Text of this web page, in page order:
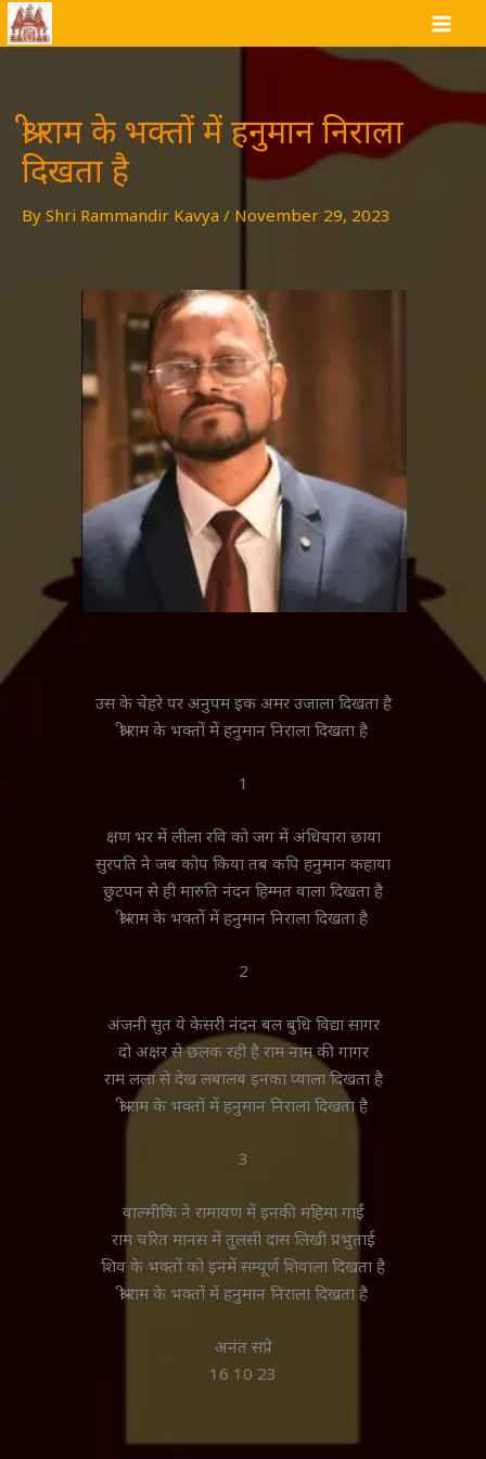
Skip
to
श्री राम के भक्तों में हनुमान निराला
दिखता है
By Shri Rammandir Kavya / November 29, 2023
उस के चेहरे पर अनुपम इक अमर उजाला दिखता है
श्री राम के भक्तों में हनुमान निराला दिखता है
1
क्षण भर में लीला रवि को जग में अंधियारा छाया
सुरपति ने जब कोप किया तब कपि हनुमान कहाया
छुटपन से ही मारुति नंदन हिम्मत वाला दिखता है
श्री राम के भक्तों में हनुमान निराला दिखता है
2
अंजनी सुत ये केसरी नंदन बल बुधि विद्या सागर
दो अक्षर से छलक रही है राम नाम की गागर
राम लला से देख लबालब इनका प्याला दिखता है
श्री राम के भक्तों में हनुमान निराला दिखता है
3
वाल्मीकि ने रामायण में इनकी महिमा गाईं
राम चरित मानस में तुलसी दास लिखी प्रभुताई
शिव के भक्तों को इनमें सम्पूर्ण शिवाला दिखता है
श्री राम के भक्तों में हनुमान निराला दिखता है
अनंत सप्रे
16 10 23